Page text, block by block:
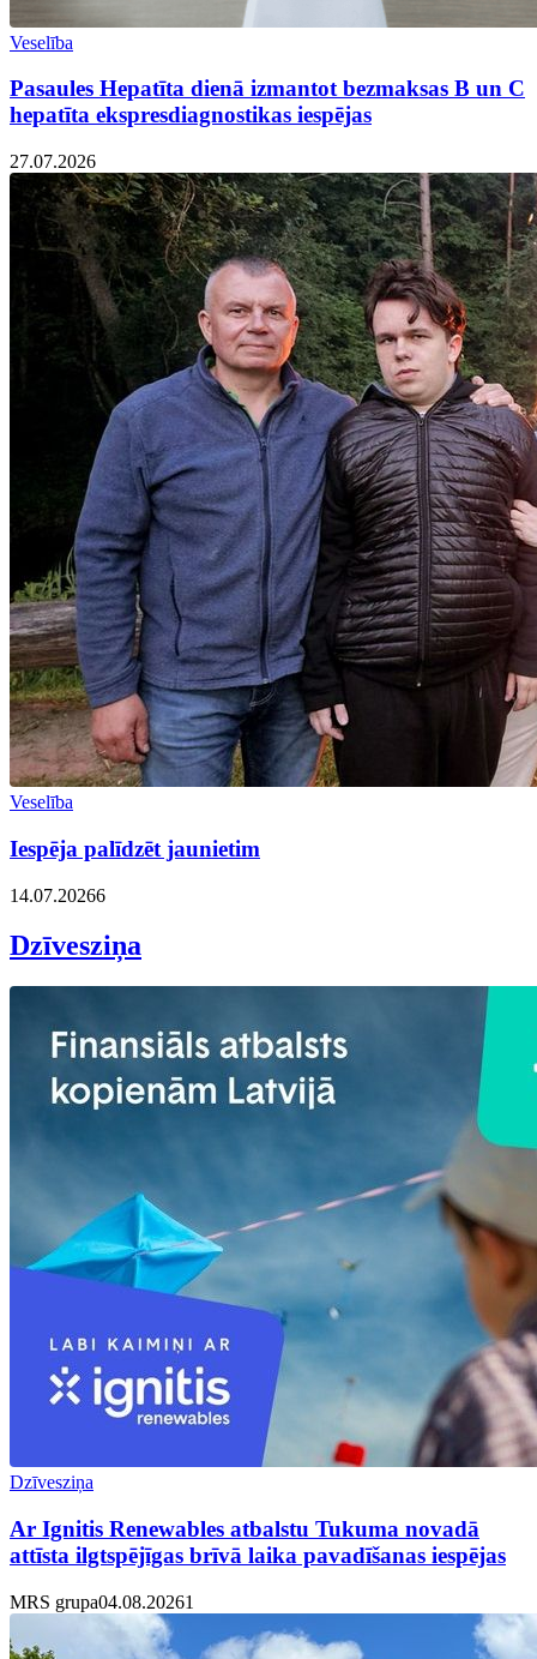
Veselība
Pasaules Hepatīta dienā izmantot bezmaksas B un C
hepatīta ekspresdiagnostikas iespējas
27.07.2026
Veselība
Iespēja palīdzēt jaunietim
14.07.20266
Dzīvesziņa
Dzīvesziņa
Ar Ignitis Renewables atbalstu Tukuma novadā
attīsta ilgtspējīgas brīvā laika pavadīšanas iespējas
MRS grupa04.08.20261